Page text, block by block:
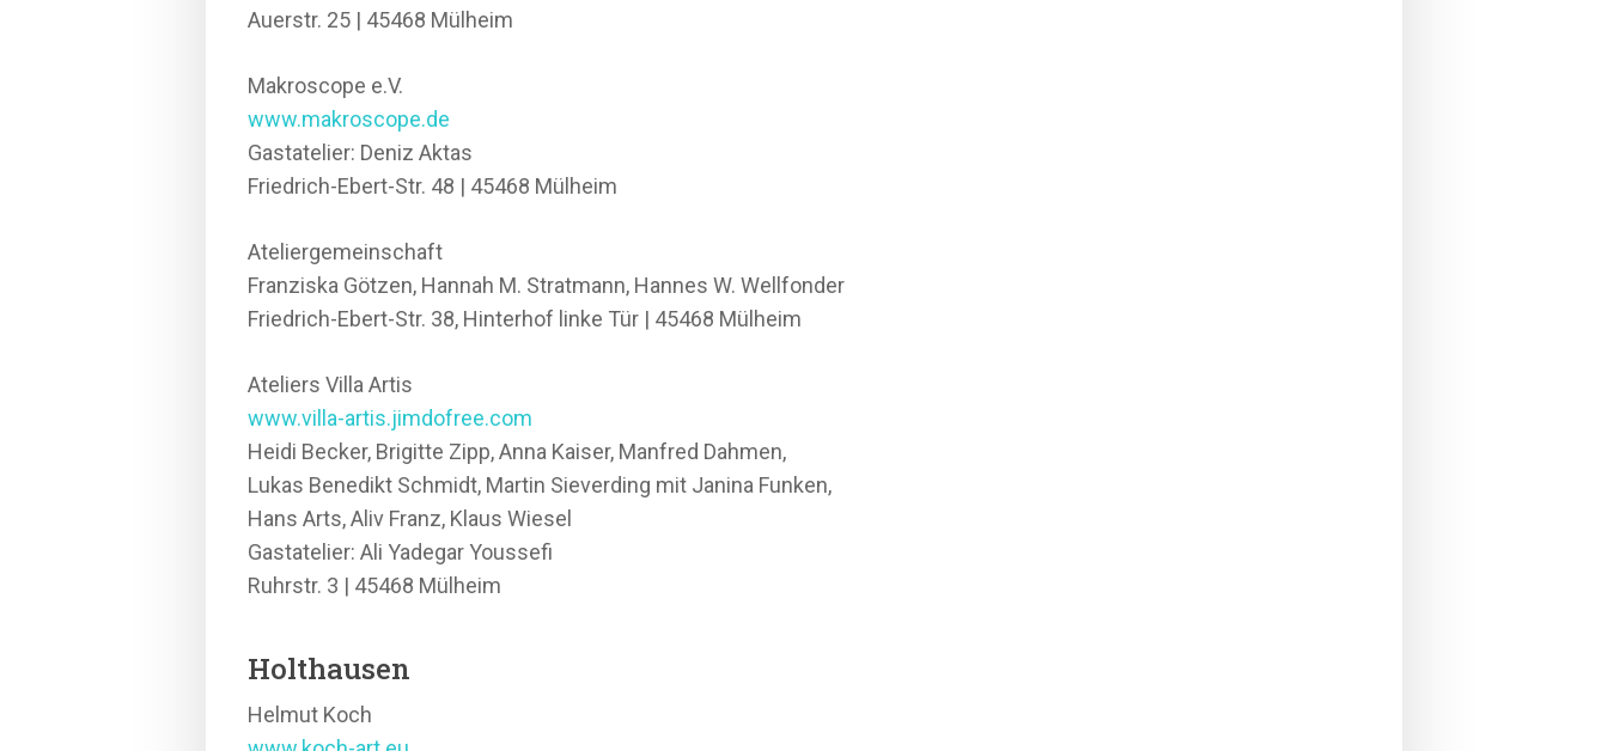
Auerstr. 25 | 45468 Mülheim
Makroscope e.V.
www.makroscope.de
Gastatelier: Deniz Aktas
Friedrich-Ebert-Str. 48 | 45468 Mülheim
Ateliergemeinschaft
Franziska Götzen, Hannah M. Stratmann, Hannes W. Wellfonder
Friedrich-Ebert-Str. 38, Hinterhof linke Tür | 45468 Mülheim
Ateliers Villa Artis
www.villa-artis.jimdofree.com
Heidi Becker, Brigitte Zipp, Anna Kaiser, Manfred Dahmen,
Lukas Benedikt Schmidt, Martin Sieverding mit Janina Funken,
Hans Arts, Aliv Franz, Klaus Wiesel
Gastatelier: Ali Yadegar Youssefi
Ruhrstr. 3 | 45468 Mülheim
Holthausen
Helmut Koch